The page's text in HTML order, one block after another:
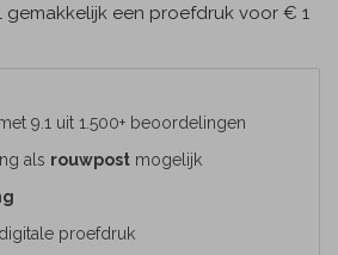
een proefdruk voor € 1
9.1 uit 1.500+ beoordelingen
als rouwpost mogelijk
proefdruk